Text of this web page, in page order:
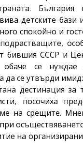
България
детските бази
спокойно и
бившия СССР и
обаче се нуждае
да се утвърди
дестинация за
посочиха
на срещите.
на